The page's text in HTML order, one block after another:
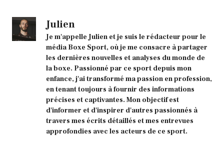
Julien
Je m'appelle Julien et je suis le rédacteur pour le
média Boxe Sport, où je me consacre à partager
les dernières nouvelles et analyses du monde de
la boxe. Passionné par ce sport depuis mon
enfance, j'ai transformé ma passion en profession,
en tenant toujours à fournir des informations
précises et captivantes. Mon objectif est
d'informer et d'inspirer d'autres passionnés à
travers mes écrits détaillés et mes entrevues
approfondies avec les acteurs de ce sport.